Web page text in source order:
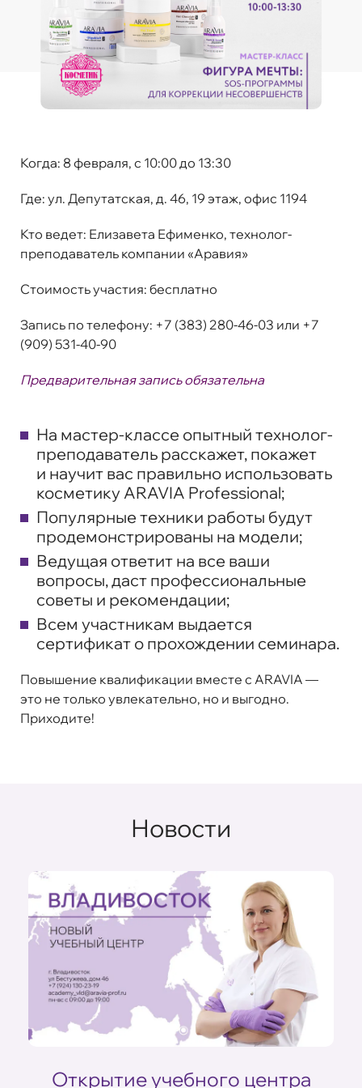
Когда: 8 февраля, с 10:00 до 13:30
Где: ул. Депутатская, д. 46, 19 этаж, офис 1194
Кто ведет: Елизавета Ефименко, технолог-
преподаватель компании «Аравия»
Стоимость участия: бесплатно
Запись по телефону: +7 (383) 280-46-03 или +7
(909) 531-40-90
Предварительная запись обязательна
На мастер-классе опытный технолог-
преподаватель расскажет, покажет
и научит вас правильно использовать
косметику ARAVIA Professional;
Популярные техники работы будут
продемонстрированы на модели;
Ведущая ответит на все ваши
вопросы, даст профессиональные
советы и рекомендации;
Всем участникам выдается
сертификат о прохождении семинара.
Повышение квалификации вместе с ARAVIA —
это не только увлекательно, но и выгодно.
Приходите!
Новости
Открытие учебного центра